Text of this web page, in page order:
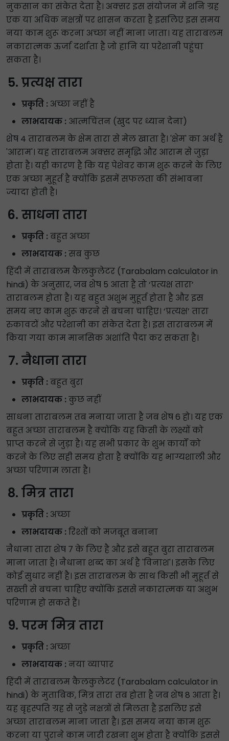
नुकसान का संकेत देता है। अक्सर इस संयोजन में शनि ग्रह
एक या अधिक नक्षत्रों पर शासन करता है इसलिए इस समय
नया काम शुरू करना अच्छा नहीं माना जाता। यह ताराबलम
नकारात्मक ऊर्जा दर्शाता है जो हानि या परेशानी पहुंचा
सकता है।
प्रत्यक्ष तारा
प्रकृति : अच्छा नहीं है
लाभदायक : आत्मचिंतन (खुद पर ध्यान देना)
शेष 4 ताराबलम के क्षेम तारा से मेल खाता है। 'क्षेम' का अर्थ है
'आराम'। यह ताराबलम अक्सर समृद्धि और आराम से जुड़ा
होता है। यही कारण है कि यह पेशेवर काम शुरू करने के लिए
एक अच्छा मुहूर्त है क्योंकि इसमें सफलता की संभावना
ज्यादा होती है।
साधना तारा
प्रकृति : बहुत अच्छा
लाभदायक : सब कुछ
हिंदी में ताराबलम कैलकुलेटर (Tarabalam calculator in
hindi) के अनुसार, जब शेष 5 आता है तो ‘प्रत्यक्ष तारा’
ताराबलम होता है। यह बहुत अशुभ मुहूर्त होता है और इस
समय नए काम शुरू करने से बचना चाहिए। ‘प्रत्यक्ष’ तारा
रुकावटों और परेशानी का संकेत देता है। इस ताराबलम में
किया गया काम मानसिक अशांति पैदा कर सकता है।
नैधाना तारा
प्रकृति : बहुत बुरा
लाभदायक : कुछ नहीं
साधना ताराबलम तब मनाया जाता है जब शेष 6 हो। यह एक
बहुत अच्छा ताराबलम है क्योंकि यह किसी के लक्ष्यों को
प्राप्त करने से जुड़ा है। यह सभी प्रकार के शुभ कार्यों को
करने के लिए सही समय होता है क्योंकि यह भाग्यशाली और
अच्छा परिणाम लाता है।
मित्र तारा
प्रकृति : अच्छा
लाभदायक : रिश्तों को मजबूत बनाना
नैधाना तारा शेष 7 के लिए है और इसे बहुत बुरा ताराबलम
माना जाता है। नैधाना शब्द का अर्थ है 'विनाश'। इसके लिए
कोई सुधार नहीं है। इस ताराबलम के साथ किसी भी मुहूर्त से
सख्ती से बचना चाहिए क्योंकि इससे नकारात्मक या अशुभ
परिणाम हो सकते हैं।
परम मित्र तारा
प्रकृति : अच्छा
लाभदायक : नया व्यापार
हिंदी में ताराबलम कैलकुलेटर (Tarabalam calculator in
hindi) के मुताबिक, मित्र तारा तब होता है जब शेष 8 आता है।
यह बृहस्पति ग्रह से जुड़े नक्षत्रों से मिलता है इसलिए इसे
अच्छा ताराबलम माना जाता है। इस समय नया काम शुरू
करना या पुराने काम जारी रखना शुभ होता है क्योंकि इससे